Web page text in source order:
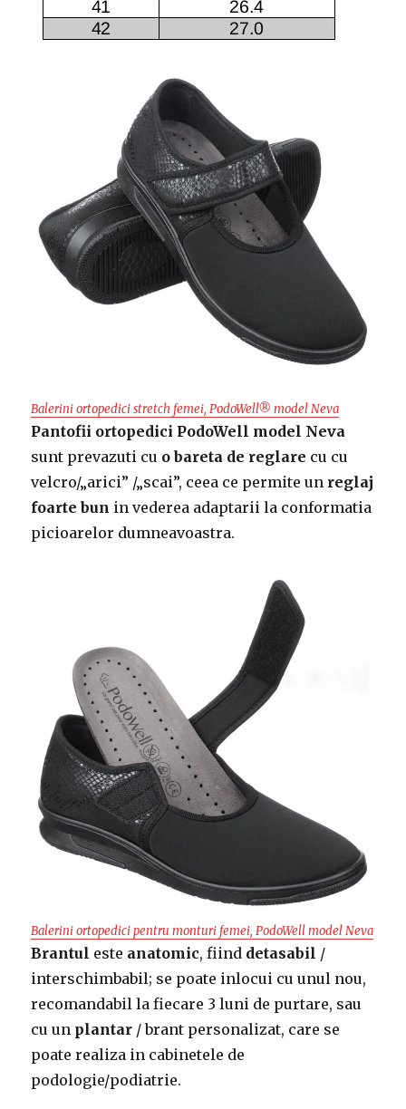
Balerini ortopedici stretch femei, PodoWell® model Neva
Pantofii ortopedici PodoWell model Neva
sunt prevazuti cu o bareta de reglare cu cu
velcro/„arici” /„scai”, ceea ce permite un reglaj
foarte bun in vederea adaptarii la conformatia
picioarelor dumneavoastra.
Balerini ortopedici pentru monturi femei, PodoWell model Neva
Brantul este anatomic, fiind detasabil /
interschimbabil; se poate inlocui cu unul nou,
recomandabil la fiecare 3 luni de purtare, sau
cu un plantar / brant personalizat, care se
poate realiza in cabinetele de
podologie/podiatrie.